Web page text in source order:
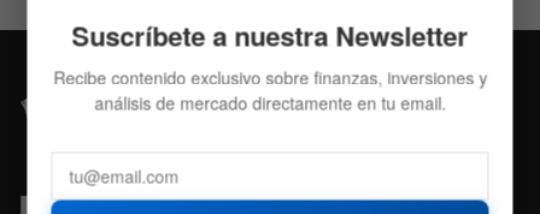
Suscríbete a nuestra Newsletter
Recibe contenido exclusivo sobre finanzas, inversiones y
análisis de mercado directamente en tu email.